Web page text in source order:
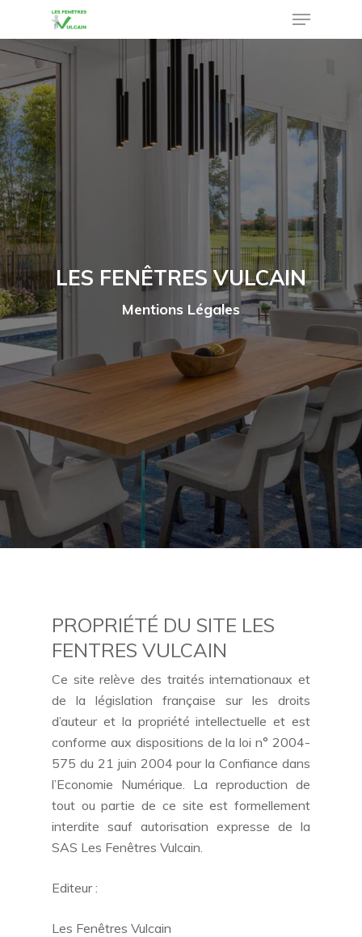
main
content
Menu
LES FENÊTRES VULCAIN
Mentions Légales
PROPRIÉTÉ DU SITE LES
FENTRES VULCAIN
Ce site relève des traités internationaux et
de la législation française sur les droits
d’auteur et la propriété intellectuelle et est
conforme aux dispositions de la loi n° 2004-
575 du 21 juin 2004 pour la Confiance dans
l’Economie Numérique. La reproduction de
tout ou partie de ce site est formellement
interdite sauf autorisation expresse de la
SAS Les Fenêtres Vulcain.
Editeur :
Les Fenêtres Vulcain